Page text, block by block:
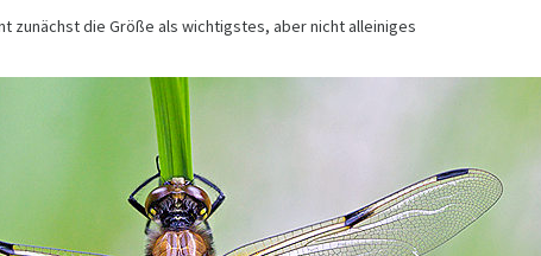
zunächst die Größe als wichtigstes, aber nicht alleiniges